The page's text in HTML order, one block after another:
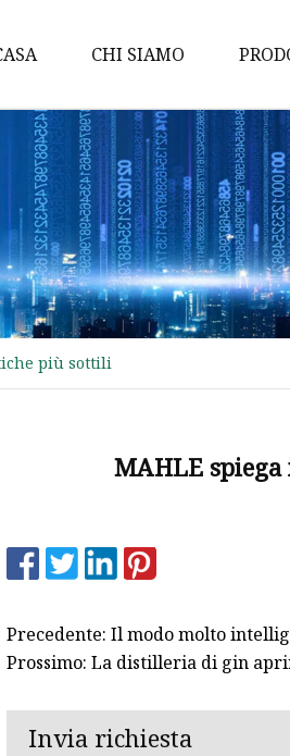
CHI SIAMO
più sottili
MAHLE
Precedente: Il modo molto
Prossimo: La distilleria di gin
Invia richiesta